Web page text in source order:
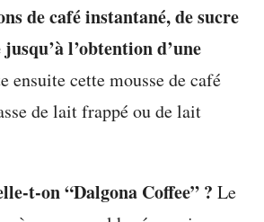
de café instantané, de sucre
l’obtention d’une
ensuite cette mousse de café
de lait frappé ou de lait
t-on “Dalgona Coffee” ? Le